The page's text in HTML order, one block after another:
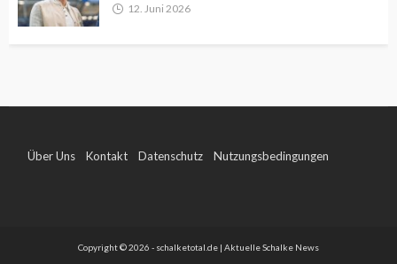
12. Juni 2026
Über Uns Kontakt Datenschutz Nutzungsbedingungen
Copyright © 2026 - schalketotal.de | Aktuelle Schalke News